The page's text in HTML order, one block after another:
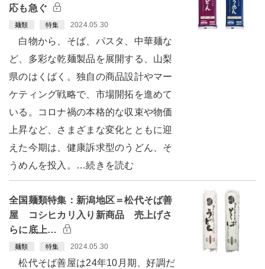
応も急ぐ
麺類 特集 2024.05.30
白物から、そば、パスタ、中華麺な
ど、多彩な乾麺製品を展開する、山梨
県のはくばく。独自の商品設計やマー
ケティング戦略で、市場開拓を進めて
いる。コロナ禍の本格的な収束や物価
上昇など、さまざまな変化とともに迎
えた今期は、健康訴求型のうどん、そ
うめんを投入。…続きを読む
全国麺類特集：新潟地区＝松代そば善
屋 コシヒカリ入り新商品 売上げさ
らに底上…
麺類 特集 2024.05.30
松代そば善屋は24年10月期、好調だ